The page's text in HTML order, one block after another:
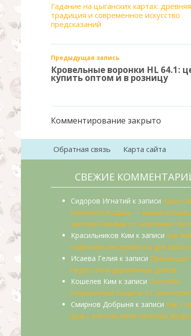
Гадание на цыганских картах: древняя
традиция и современное искусство
предсказаний
Предыдущая запись
Кровельные воронки HL 64.1:
купить оптом и в розницу
Комментирование закрыто
Обратная связь Карта сайта
СВЕЖИЕ
Сидоров Игнатий к записи
начинается здесь — новая
saimeiqi пижамы от компании
Красильников Ким к записи Как
надежные инструменты для
Исаева Гелия к записи
недостатки деревянных домов
Кошелев Ким к записи Способы
повышенной защиты от
Смирнов Добрыня к записи Как
дом с учетом логистических